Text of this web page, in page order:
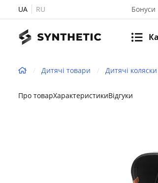
UA RU Бонуси
Дитячі товари Дитячі
Про товарХарактеристикиВідгуки